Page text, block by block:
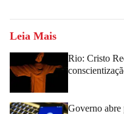
Leia Mais
Rio: Cristo
Governo abre